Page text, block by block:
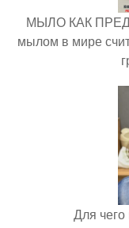
МЫЛО КАК
мылом в мире
Для